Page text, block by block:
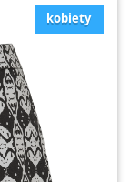
kobiety